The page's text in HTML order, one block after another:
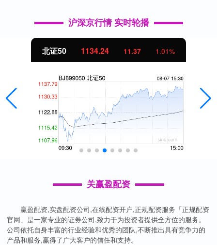
沪深京行情 实时轮播
北证50 1134.24 11.37 1.01%
关赢盈配资
赢盈配资,实盘配资公司,在线配资开户,正规配资服务「正规配资
官网」是一家专业的证券公司,致力于为投资者提供全方位的服务。
公司依托自身丰富的行业经验和优秀的团队,不断推出具有竞争力的
产品和服务,赢得了广大客户的信任和支持。